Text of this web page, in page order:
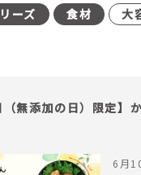
ーズ
食材 大
（無添加の日）限定】
6月